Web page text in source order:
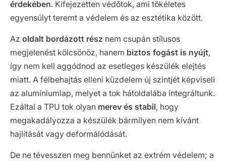
érdekében. Kifejezetten védőtok, ami tökéletes
egyensúlyt teremt a védelem és az esztétika között.
Az oldalt bordázott rész nem csupán stílusos
megjelenést kölcsönöz, hanem biztos fogást is nyújt,
így nem kell aggódnod az esetleges készülék elejtés
miatt. A félbehajtás elleni küzdelem új szintjét képviseli
az alumíniumlap, melyet a tok hátoldalába integráltunk.
Ezáltal a TPU tok olyan merev és stabil, hogy
megakadályozza a készülék bármilyen nem kívánt
hajlítását vagy deformálódását.
De ne tévesszen meg bennünket az extrém védelem; a